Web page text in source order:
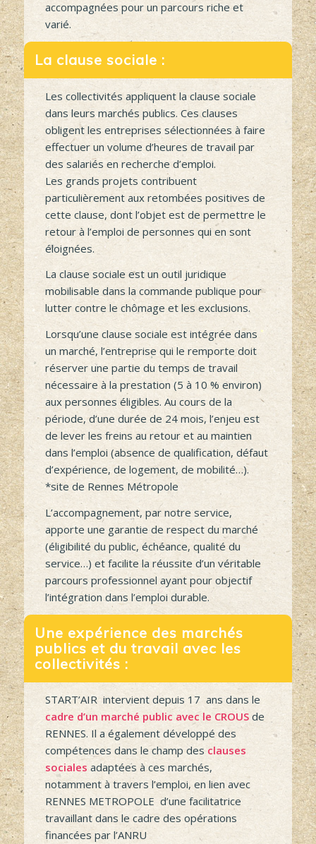
Chaque mission que vous proposez enrichit le
projet professionnel des personnes
accompagnées pour un parcours riche et
varié.
La clause sociale :
Les collectivités appliquent la clause sociale
dans leurs marchés publics. Ces clauses
obligent les entreprises sélectionnées à faire
effectuer un volume d’heures de travail par
des salariés en recherche d’emploi.
Les grands projets contribuent
particulièrement aux retombées positives de
cette clause, dont l’objet est de permettre le
retour à l’emploi de personnes qui en sont
éloignées.
La clause sociale est un outil juridique
mobilisable dans la commande publique pour
lutter contre le chômage et les exclusions.
Lorsqu’une clause sociale est intégrée dans
un marché, l’entreprise qui le remporte doit
réserver une partie du temps de travail
nécessaire à la prestation (5 à 10 % environ)
aux personnes éligibles. Au cours de la
période, d’une durée de 24 mois, l’enjeu est
de lever les freins au retour et au maintien
dans l’emploi (absence de qualification, défaut
d’expérience, de logement, de mobilité…).
*site de Rennes Métropole
L’accompagnement, par notre service,
apporte une garantie de respect du marché
(éligibilité du public, échéance, qualité du
service…) et facilite la réussite d’un véritable
parcours professionnel ayant pour objectif
l’intégration dans l’emploi durable.
Une expérience des marchés
publics et du travail avec les
collectivités :
START’AIR intervient depuis 17 ans dans le
cadre d’un marché public avec le CROUS
de
RENNES. Il a également développé des
compétences dans le champ des clauses
sociales adaptées à ces marchés,
notamment à travers l’emploi, en lien avec
RENNES METROPOLE d’une facilitatrice